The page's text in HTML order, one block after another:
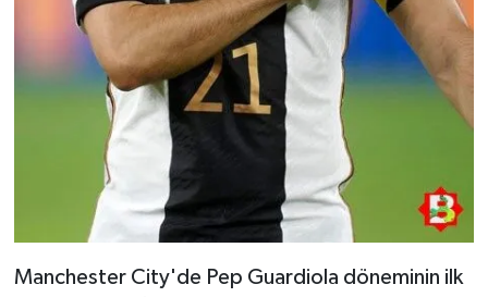
Manchester City'de Pep Guardiola döneminin ilk